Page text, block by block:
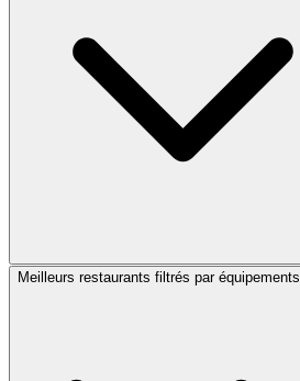
Meilleurs restaurants filtrés par équipements